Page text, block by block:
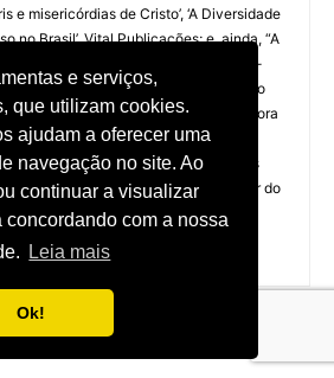
e serviços,
que utilizam cookies.
ajudam a oferecer uma
navegação no site. Ao
continuar a visualizar
concordando com a nossa
Leia mais
Ok!
e misericórdias de Cristo’, ‘A Diversidade
no Brasil’, Vital Publicações; e, ainda, “A
num Estado Laico: a separação Igreja-
da fé”, IAB/Editora PoD, e, “Desafios do
Jurídico Nacional”, IAB/Editora
Constitucional do Direito Religioso’,
do DVD - “Implicações Tributárias das
Instagram:@prof.gilbertogarcia; Editor do